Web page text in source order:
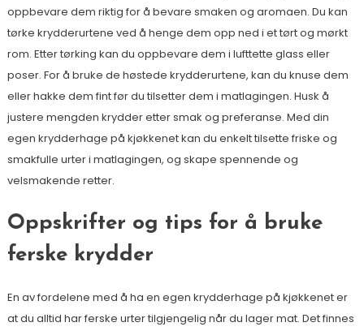
oppbevare dem riktig for å bevare smaken og aromaen. Du kan
tørke krydderurtene ved å henge dem opp ned i et tørt og mørkt
rom. Etter tørking kan du oppbevare dem i lufttette glass eller
poser. For å bruke de høstede krydderurtene, kan du knuse dem
eller hakke dem fint før du tilsetter dem i matlagingen. Husk å
justere mengden krydder etter smak og preferanse. Med din
egen krydderhage på kjøkkenet kan du enkelt tilsette friske og
smakfulle urter i matlagingen, og skape spennende og
velsmakende retter.
Oppskrifter og tips for å bruke
ferske krydder
En av fordelene med å ha en egen krydderhage på kjøkkenet er
at du alltid har ferske urter tilgjengelig når du lager mat. Det finnes